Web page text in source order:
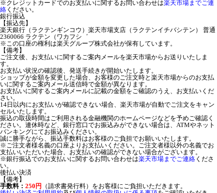
※クレジットカードでのお支払いに関するお問い合わせは楽天市場までご連
絡 ください。
銀行振込
【振込先】
楽天銀行（ラクテンギンコウ）楽天市場支店（ラクテンイチバシテン） 普通
2360066 ラクテン（ワカフシ゛
※この口座の権利は楽天グループ株式会社が保有しています。
【備考】
ご注文後、お支払いに関するご案内メールを楽天市場からお送りいたしま
す。
お支払い状況の確認後、発送手続きが開始いたします。
ショップが金額を変更した場合、お客様のご注文時と楽天市場からのお支払
いに関するご案内メール送信時で金額が異なります。
お支払いに関するご案内メールに記載の金額をご確認のうえ、お支払いくだ
さい。
14日以内にお支払いが確認できない場合、楽天市場が自動でご注文をキャン
セルいたします。
振込の取扱時間はご利用される金融機関のホームページなどを予めご確認く
ださい。連休時など、銀行窓口でお振込みができない場合は、ATMやネット
バンキングにてお振込みください。
誠に勝手ながら、振込手数料はお客様のご負担でお願いいたします。
※ご注文者様名義の口座よりお支払いください。ご注文者様以外の名義でお
支払いいただいた場合、お支払いの確認ができない場合がございます。
※銀行振込でのお支払いに関するお問い合わせは楽天市場までご連絡 くださ
い。
後払い決済
【備考】
手数料： 250円
（請求書発行料）をお客様にご負担いただきます。